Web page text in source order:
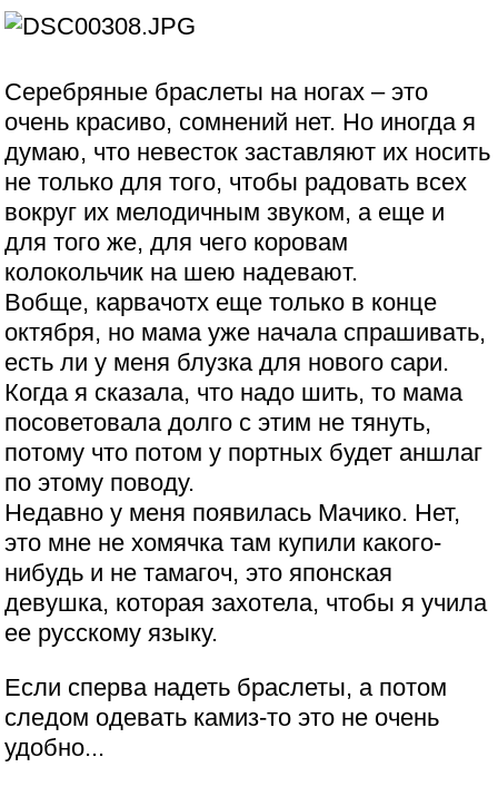
Серебряные браслеты на ногах – это
очень красиво, сомнений нет. Но иногда я
думаю, что невесток заставляют их носить
не только для того, чтобы радовать всех
вокруг их мелодичным звуком, а еще и
для того же, для чего коровам
колокольчик на шею надевают.
Вобще, карвачотх еще только в конце
октября, но мама уже начала спрашивать,
есть ли у меня блузка для нового сари.
Когда я сказала, что надо шить, то мама
посоветовала долго с этим не тянуть,
потому что потом у портных будет аншлаг
по этому поводу.
Недавно у меня появилась Мачико. Нет,
это мне не хомячка там купили какого-
нибудь и не тамагоч, это японская
девушка, которая захотела, чтобы я учила
ее русскому языку.
Если сперва надеть браслеты, а потом
следом одевать камиз-то это не очень
удобно...